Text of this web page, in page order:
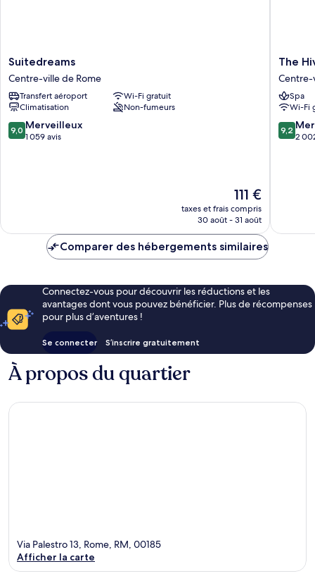
Suitedreams
Centre-
ville
de
Rome
Suitedreams
Centre-ville de Rome
Transfert aéroport
Wi-Fi gratuit
Climatisation
Non-fumeurs
9.0
sur
9,0 Merveilleux
1 059 avis
Le
nouveau
prix
de
111 €
taxes et frais compris
30 août - 31 août
The
Hive
Hotel
Centre-
ville
de
Rome
The
Centre-
Spa
Wi-Fi
9.2
sur
9,2
2
Comparer des hébergements similaires
Connectez-vous pour découvrir les réductions et les
avantages dont vous pouvez bénéficier. Plus de récompenses
pour plus d’aventures !
Se connecter S’inscrire gratuitement
À propos du quartier
Via Palestro 13, Rome, RM, 00185
Afficher la carte